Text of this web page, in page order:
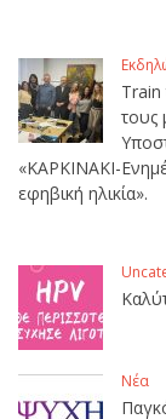
Train
τους
«ΚΑΡΚΙΝΑΚΙ-
εφηβική ηλικία».
Νέα